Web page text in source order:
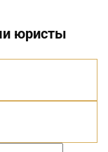
юристы